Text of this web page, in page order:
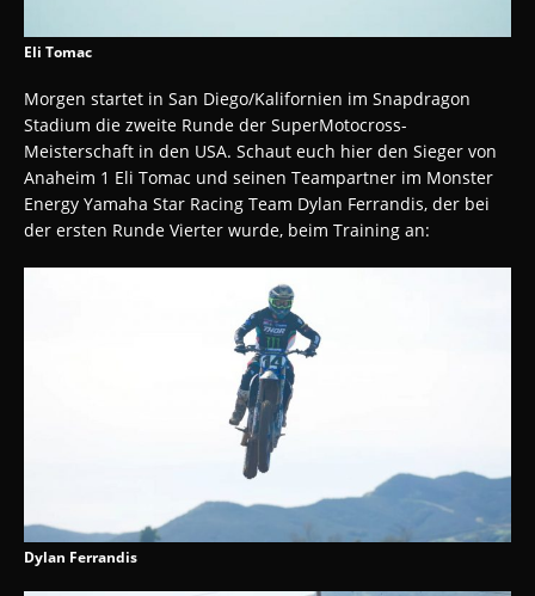
Eli Tomac
Morgen startet in San Diego/Kalifornien im Snapdragon
Stadium die zweite Runde der SuperMotocross-
Meisterschaft in den USA. Schaut euch hier den Sieger von
Anaheim 1 Eli Tomac und seinen Teampartner im Monster
Energy Yamaha Star Racing Team Dylan Ferrandis, der bei
der ersten Runde Vierter wurde, beim Training an:
Dylan Ferrandis